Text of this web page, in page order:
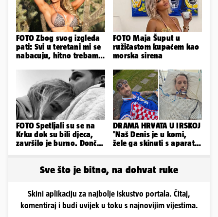
FOTO Zbog svog izgleda
pati: Svi u teretani mi se
nabacuju, hitno trebam
FOTO Maja Šuput u
ružičastom kupaćem kao
morska sirena
FOTO Spetljali su se na
Krku dok su bili djeca,
završilo je burno. Dončić
DRAMA HRVATA U IRSKOJ
'Naš Denis je u komi,
žele ga skinuti s aparata!
Sve što je bitno, na dohvat ruke
Skini aplikaciju za najbolje iskustvo portala. Čitaj,
komentiraj i budi uvijek u toku s najnovijim vijestima.